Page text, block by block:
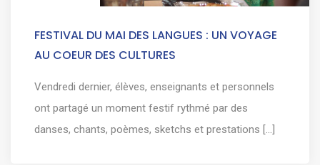
FESTIVAL DU MAI DES LANGUES : UN VOYAGE
AU COEUR DES CULTURES
Vendredi dernier, élèves, enseignants et personnels
ont partagé un moment festif rythmé par des
danses, chants, poèmes, sketchs et prestations [...]